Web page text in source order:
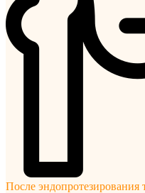
После эндопротезирования